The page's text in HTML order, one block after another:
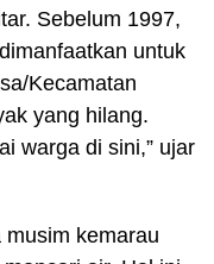
Sebelum 1997,
untuk
Kecamatan
yang hilang.
warga di sini,” ujar
kemarau